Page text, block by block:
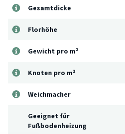
Gesamtdicke
Florhöhe
Gewicht pro m²
Knoten pro m²
Weichmacher
Geeignet für
Fußbodenheizung